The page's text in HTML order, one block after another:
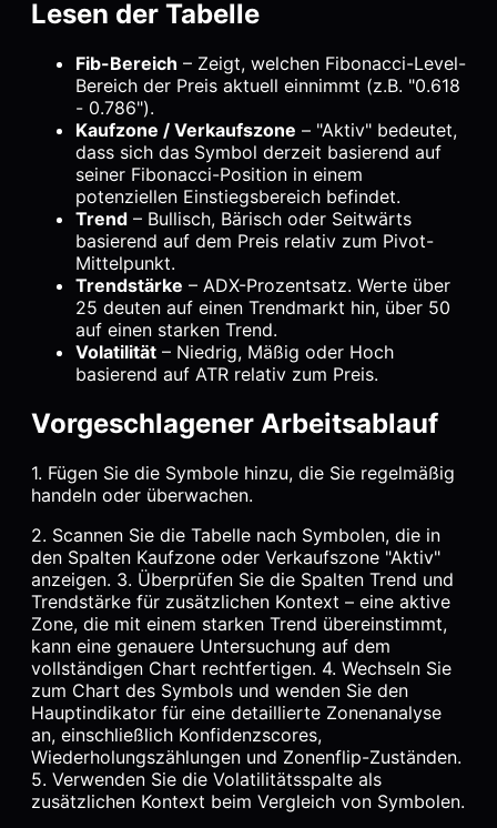
Lesen der Tabelle
Fib-Bereich – Zeigt, welchen Fibonacci-Level-
Bereich der Preis aktuell einnimmt (z.B. "0.618
- 0.786").
Kaufzone / Verkaufszone – "Aktiv" bedeutet,
dass sich das Symbol derzeit basierend auf
seiner Fibonacci-Position in einem
potenziellen Einstiegsbereich befindet.
Trend – Bullisch, Bärisch oder Seitwärts
basierend auf dem Preis relativ zum Pivot-
Mittelpunkt.
Trendstärke – ADX-Prozentsatz. Werte über
25 deuten auf einen Trendmarkt hin, über 50
auf einen starken Trend.
Volatilität – Niedrig, Mäßig oder Hoch
basierend auf ATR relativ zum Preis.
Vorgeschlagener Arbeitsablauf
1. Fügen Sie die Symbole hinzu, die Sie regelmäßig
handeln oder überwachen.
2. Scannen Sie die Tabelle nach Symbolen, die in
den Spalten Kaufzone oder Verkaufszone "Aktiv"
anzeigen. 3. Überprüfen Sie die Spalten Trend und
Trendstärke für zusätzlichen Kontext – eine aktive
Zone, die mit einem starken Trend übereinstimmt,
kann eine genauere Untersuchung auf dem
vollständigen Chart rechtfertigen. 4. Wechseln Sie
zum Chart des Symbols und wenden Sie den
Hauptindikator für eine detaillierte Zonenanalyse
an, einschließlich Konfidenzscores,
Wiederholungszählungen und Zonenflip-Zuständen.
5. Verwenden Sie die Volatilitätsspalte als
zusätzlichen Kontext beim Vergleich von Symbolen.